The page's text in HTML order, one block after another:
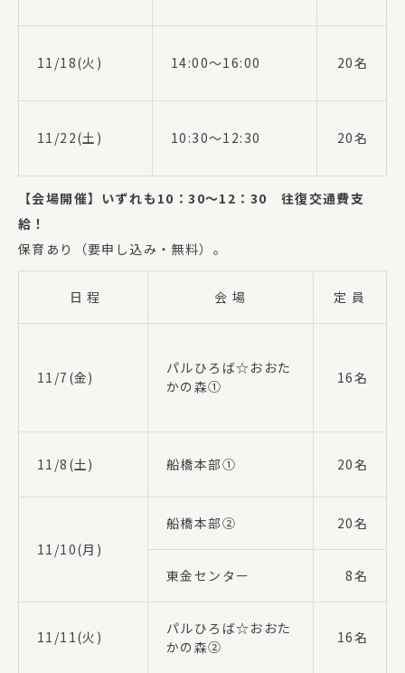
11/18(火) 14:00～16:00 20名
11/22(土) 10:30～12:30 20名
【会場開催】いずれも10：30～12：30 往復交通費支
給！
保育あり（要申し込み・無料）。
日 程 会 場 定 員
11/7(金)
パルひろば☆おおた
かの森①
16名
11/8(土) 船橋本部① 20名
11/10(月)
船橋本部② 20名
東金センター 8名
11/11(火)
パルひろば☆おおた
かの森②
16名